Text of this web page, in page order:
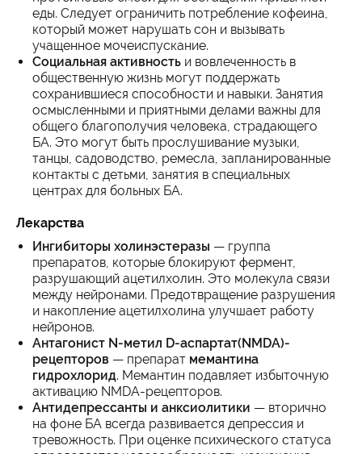
еды. Следует ограничить потребление кофеина,
который может нарушать сон и вызывать
учащенное мочеиспускание.
Социальная активность и вовлеченность в
общественную жизнь могут поддержать
сохранившиеся способности и навыки. Занятия
осмысленными и приятными делами важны для
общего благополучия человека, страдающего
БА. Это могут быть прослушивание музыки,
танцы, садоводство, ремесла, запланированные
контакты с детьми, занятия в специальных
центрах для больных БА.
Лекарства
Ингибиторы холинэстеразы — группа
препаратов, которые блокируют фермент,
разрушающий ацетилхолин. Это молекула связи
между нейронами. Предотвращение разрушения
и накопление ацетилхолина улучшает работу
нейронов.
Антагонист N-метил D-аспартат(NMDA)-
рецепторов — препарат мемантина
гидрохлорид. Мемантин подавляет избыточную
активацию NMDA-рецепторов.
Антидепрессанты и анксиолитики — вторично
на фоне БА всегда развивается депрессия и
тревожность. При оценке психического статуса